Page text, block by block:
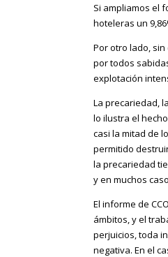
Si ampliamos el
hoteleras un
Por otro lado,
por todos
explotación
La precariedad,
lo ilustra el
casi la mitad de
permitido
la precariedad
y en muchos
El informe de
ámbitos, y el
perjuicios, toda
negativa. En el